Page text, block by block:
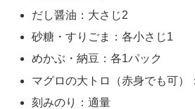
だし醤油：大さじ2
砂糖・すりごま：各小さじ1
めかぶ・納豆：各1パック
マグロの大トロ（赤身でも可）
刻みのり：適量